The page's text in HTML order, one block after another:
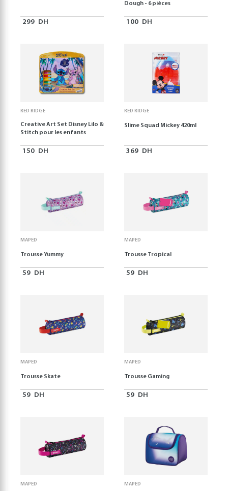
299 DH
Dough - 6 pièces
100 DH
RED RIDGE
Creative Art Set Disney Lilo &
Stitch pour les enfants
150 DH
RED RIDGE
Slime Squad Mickey 420ml
369 DH
MAPED
Trousse Yummy
59 DH
MAPED
Trousse Tropical
59 DH
MAPED
Trousse Skate
59 DH
MAPED
Trousse Gaming
59 DH
MAPED MAPED